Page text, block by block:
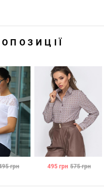
грн 495 грн 575 грн